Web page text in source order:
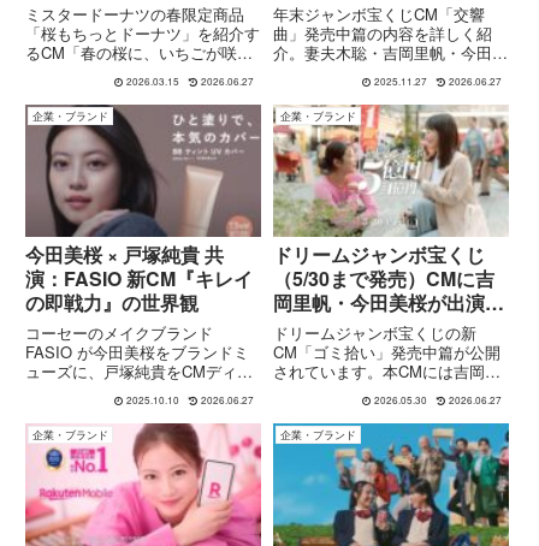
ちごが咲いた。篇｜春限定
ドーナツ
ミスタードーナツの春限定商品
「桜もちっとドーナツ」を紹介す
るCM「春の桜に、いちごが咲い
CMでは、満開の桜を背景に春ら
しい世界観の中で、桜風味の“も
ちっと”した生地と甘酸っぱいい
ちごの味わいを組み合わせたドー
ナツ...
2026.03.15 2026.06.27
吉岡里帆らジャンボきょう
だい×Adoが大合唱
年末ジャンボ宝くじCM「交響
曲」発売中篇の内容を詳しく紹
介。妻夫木聡・吉岡里帆・今田美
きょうだいが、ベートーヴェン交
響曲第7番に乗せて大合唱する壮
大な演出や、使用楽曲・出演モデ
ル情報までまとめました。
2025.11.27 2026.06.27
企業・ブランド
今田美桜 × 戸塚純貴 共
演：FASIO 新CM『キレイ
の即戦力』の世界観
コーセーのメイクブランド
FASIO が今田美桜をブランドミ
ューズに、戸塚純貴をCMディレ
表。『キレイの即戦力』というテ
ーマで描かれる演出構成や注目ポ
イントを解説します。
2025.10.10 2026.06.27
企業・ブランド
ドリームジャンボ宝くじ
（5/30まで発売）CMに吉
岡里帆・今田美桜が出演！
「ゴミ拾い」発売中篇の心
温まるストーリー
ドリームジャンボ宝くじの新
CM「ゴミ拾い」発売中篇が公開
されています。本CMには吉岡里
2026年で共演7年目となる二人
が、先輩と後輩という設定で登場
し、「日常の中の小さな幸せ」を
テーマにした温かなストーリーを
展開...
2026.05.30 2026.06.27
企業・ブランド 企業・ブランド